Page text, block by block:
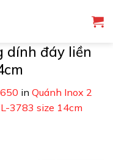
dính đáy liền
in Quánh Inox 2
3783 size 14cm